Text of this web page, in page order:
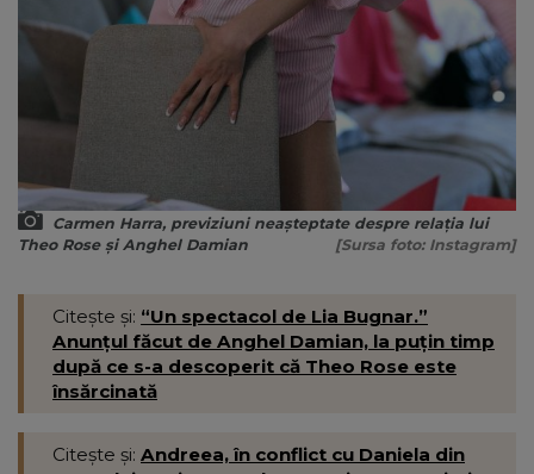
Carmen Harra, previziuni neașteptate despre relația lui
Theo Rose și Anghel Damian
[Sursa foto: Instagram]
Citește și: “Un spectacol de Lia Bugnar.”
Anunțul făcut de Anghel Damian, la puțin timp
după ce s-a descoperit că Theo Rose este
însărcinată
Citește și: Andreea, în conflict cu Daniela din